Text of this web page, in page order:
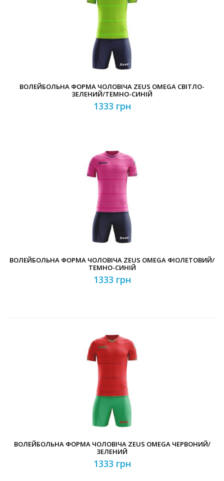
ВОЛЕЙБОЛЬНА ФОРМА ЧОЛОВІЧА ZEUS OMEGA СВІТЛО-
ЗЕЛЕНИЙ/ТЕМНО-СИНІЙ
1333 грн
ВОЛЕЙБОЛЬНА ФОРМА ЧОЛОВІЧА ZEUS OMEGA ФІОЛЕТОВИЙ/
ТЕМНО-СИНІЙ
1333 грн
ВОЛЕЙБОЛЬНА ФОРМА ЧОЛОВІЧА ZEUS OMEGA ЧЕРВОНИЙ/
ЗЕЛЕНИЙ
1333 грн